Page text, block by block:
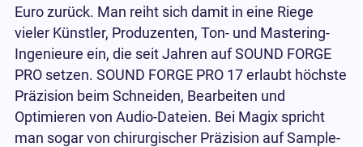
Euro zurück. Man reiht sich damit in eine Riege
vieler Künstler, Produzenten, Ton- und Mastering-
Ingenieure ein, die seit Jahren auf SOUND FORGE
PRO setzen. SOUND FORGE PRO 17 erlaubt höchste
Präzision beim Schneiden, Bearbeiten und
Optimieren von Audio-Dateien. Bei Magix spricht
man sogar von chirurgischer Präzision auf Sample-